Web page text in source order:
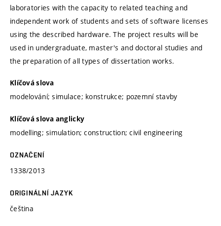
laboratories with the capacity to related teaching and
independent work of students and sets of software licenses
using the described hardware. The project results will be
used in undergraduate, master's and doctoral studies and
the preparation of all types of dissertation works.
Klíčová slova
modelování; simulace; konstrukce; pozemní stavby
Klíčová slova anglicky
modelling; simulation; construction; civil engineering
OZNAČENÍ
1338/2013
ORIGINÁLNÍ JAZYK
čeština